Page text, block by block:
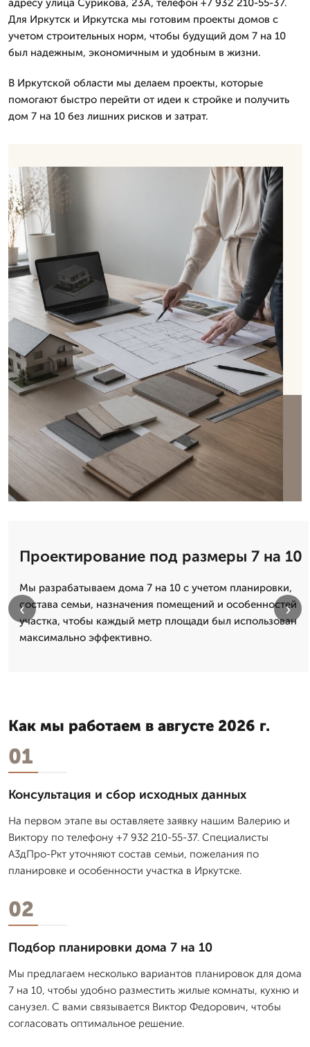
адресу улица Сурикова, 23А, телефон +7 932 210-55-37.
Для Иркутск и Иркутска мы готовим проекты домов с
учетом строительных норм, чтобы будущий дом 7 на 10
был надежным, экономичным и удобным в жизни.
В Иркутской области мы делаем проекты, которые
помогают быстро перейти от идеи к стройке и получить
дом 7 на 10 без лишних рисков и затрат.
Проектирование под размеры 7 на 10
Мы разрабатываем дома 7 на 10 с учетом планировки,
состава семьи, назначения помещений и особенностей
участка, чтобы каждый метр площади был использован
максимально эффективно.
‹ ›
Как мы работаем в августе 2026 г.
01
Консультация и сбор исходных данных
На первом этапе вы оставляете заявку нашим Валерию и
Виктору по телефону +7 932 210-55-37. Специалисты
А3дПро-Ркт уточняют состав семьи, пожелания по
планировке и особенности участка в Иркутске.
02
Подбор планировки дома 7 на 10
Мы предлагаем несколько вариантов планировок для дома
7 на 10, чтобы удобно разместить жилые комнаты, кухню и
санузел. С вами связывается Виктор Федорович, чтобы
согласовать оптимальное решение.